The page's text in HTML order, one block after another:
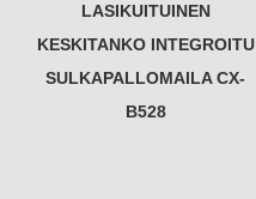
LASIKUITUINEN
KESKITANKO INTEGROITU
SULKAPALLOMAILA CX-
B528